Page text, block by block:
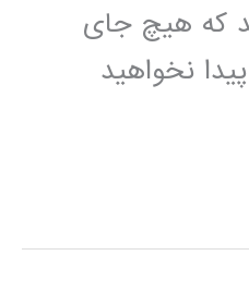
که هیچ جای
نخواهید